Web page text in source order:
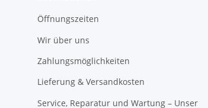
Öffnungszeiten
Wir über uns
Zahlungsmöglichkeiten
Lieferung & Versandkosten
Service, Reparatur und Wartung – Unser